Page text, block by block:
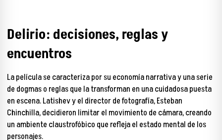
Delirio: decisiones, reglas y
encuentros
La película se caracteriza por su economía narrativa y una serie
de dogmas o reglas que la transforman en una cuidadosa puesta
en escena. Latishev y el director de fotografía, Esteban
Chinchilla, decidieron limitar el movimiento de cámara, creando
un ambiente claustrofóbico que refleja el estado mental de los
personajes.